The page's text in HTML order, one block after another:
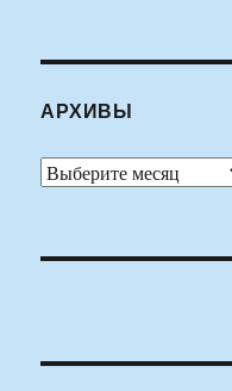
АРХИВЫ
Архивы